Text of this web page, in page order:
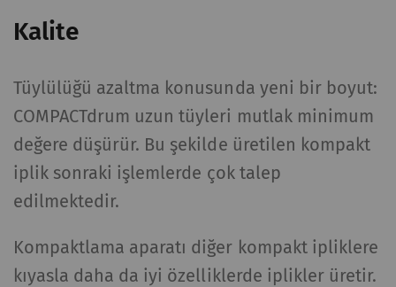
Kalite
Tüylülüğü azaltma konusunda yeni bir boyut:
COMPACTdrum uzun tüyleri mutlak minimum
değere düşürür. Bu şekilde üretilen kompakt
iplik sonraki işlemlerde çok talep
edilmektedir.
Kompaktlama aparatı diğer kompakt ipliklere
kıyasla daha da iyi özelliklerde iplikler üretir.